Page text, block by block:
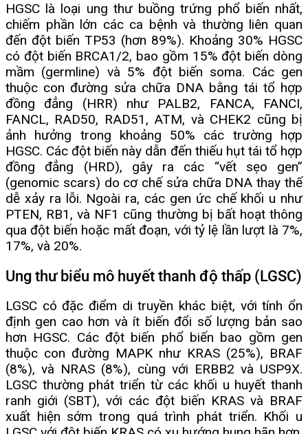
HGSC là loại ung thư buồng trứng phổ biến nhất,
chiếm phần lớn các ca bệnh và thường liên quan
đến đột biến TP53 (hơn 89%). Khoảng 30% HGSC
có đột biến BRCA1/2, bao gồm 15% đột biến dòng
mầm (germline) và 5% đột biến soma. Các gen
thuộc con đường sửa chữa DNA bằng tái tổ hợp
đồng đẳng (HRR) như PALB2, FANCA, FANCI,
FANCL, RAD50, RAD51, ATM, và CHEK2 cũng bị
ảnh hưởng trong khoảng 50% các trường hợp
HGSC. Các đột biến này dẫn đến thiếu hụt tái tổ hợp
đồng đẳng (HRD), gây ra các “vết sẹo gen”
(genomic scars) do cơ chế sửa chữa DNA thay thế
dễ xảy ra lỗi. Ngoài ra, các gen ức chế khối u như
PTEN, RB1, và NF1 cũng thường bị bất hoạt thông
qua đột biến hoặc mất đoạn, với tỷ lệ lần lượt là 7%,
17%, và 20%.
Ung thư biểu mô huyết thanh độ thấp (LGSC)
LGSC có đặc điểm di truyền khác biệt, với tính ổn
định gen cao hơn và ít biến đổi số lượng bản sao
hơn HGSC. Các đột biến phổ biến bao gồm gen
thuộc con đường MAPK như KRAS (25%), BRAF
(8%), và NRAS (8%), cùng với ERBB2 và USP9X.
LGSC thường phát triển từ các khối u huyết thanh
ranh giới (SBT), với các đột biến KRAS và BRAF
xuất hiện sớm trong quá trình phát triển. Khối u